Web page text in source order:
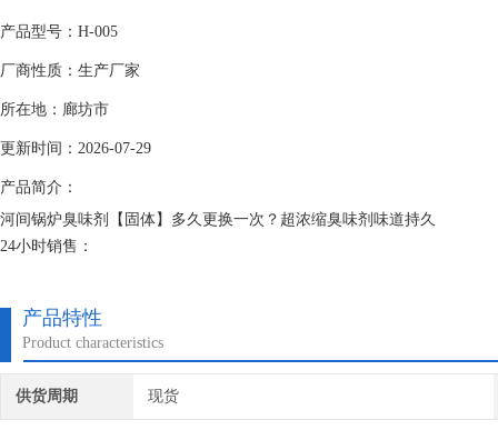
产品型号：H-005
厂商性质：生产厂家
所在地：廊坊市
更新时间：2026-07-29
产品简介：
河间锅炉臭味剂【固体】多久更换一次？超浓缩臭味剂味道持久
24小时销售：
产品特性
Product characteristics
供货周期 现货